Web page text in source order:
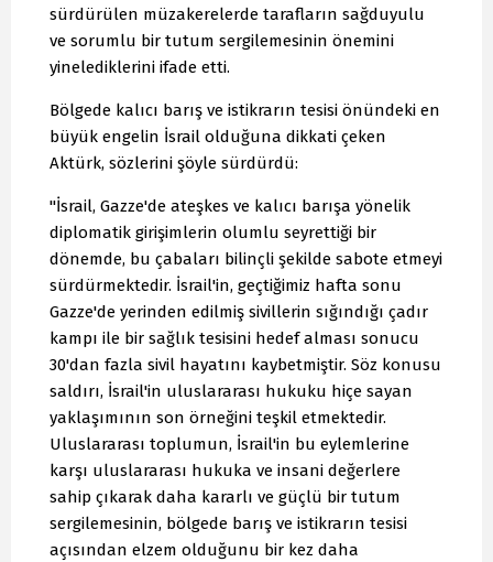
sürdürülen müzakerelerde tarafların sağduyulu
ve sorumlu bir tutum sergilemesinin önemini
yinelediklerini ifade etti.
Bölgede kalıcı barış ve istikrarın tesisi önündeki en
büyük engelin İsrail olduğuna dikkati çeken
Aktürk, sözlerini şöyle sürdürdü:
"İsrail, Gazze'de ateşkes ve kalıcı barışa yönelik
diplomatik girişimlerin olumlu seyrettiği bir
dönemde, bu çabaları bilinçli şekilde sabote etmeyi
sürdürmektedir. İsrail'in, geçtiğimiz hafta sonu
Gazze'de yerinden edilmiş sivillerin sığındığı çadır
kampı ile bir sağlık tesisini hedef alması sonucu
30'dan fazla sivil hayatını kaybetmiştir. Söz konusu
saldırı, İsrail'in uluslararası hukuku hiçe sayan
yaklaşımının son örneğini teşkil etmektedir.
Uluslararası toplumun, İsrail'in bu eylemlerine
karşı uluslararası hukuka ve insani değerlere
sahip çıkarak daha kararlı ve güçlü bir tutum
sergilemesinin, bölgede barış ve istikrarın tesisi
açısından elzem olduğunu bir kez daha